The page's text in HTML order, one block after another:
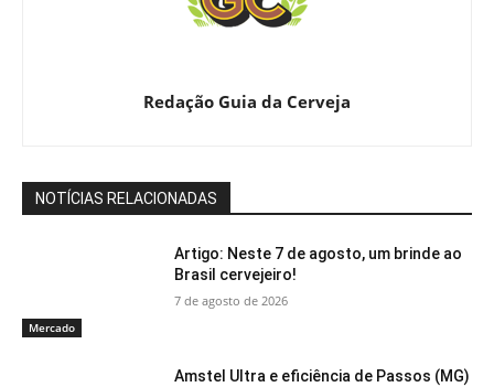
Redação Guia da Cerveja
NOTÍCIAS RELACIONADAS
Mercado
Artigo: Neste 7 de agosto, um brinde ao
Brasil cervejeiro!
7 de agosto de 2026
Amstel Ultra e eficiência de Passos (MG)